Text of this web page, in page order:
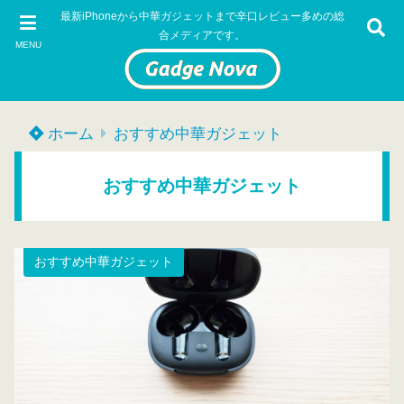
MENU
最新iPhoneから中華ガジェットまで辛口レビュー多めの総
合メディアです。
ホーム おすすめ中華ガジェット
おすすめ中華ガジェット
おすすめ中華ガジェット